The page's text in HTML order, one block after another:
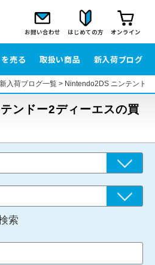
お問い合わせ はじめての方 オンライン
売る 取扱い商品 新入荷ブログ
新入荷ブログ一覧> Nintendo2DS ニンテンド
ンドー2ディーエスの買
索